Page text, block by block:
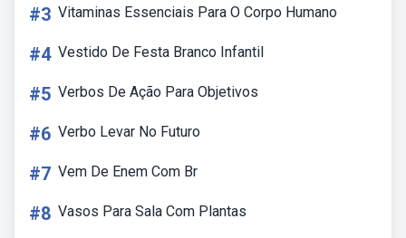
#3 Vitaminas Essenciais Para O Corpo Humano
#4 Vestido De Festa Branco Infantil
#5 Verbos De Ação Para Objetivos
#6 Verbo Levar No Futuro
#7 Vem De Enem Com Br
#8 Vasos Para Sala Com Plantas